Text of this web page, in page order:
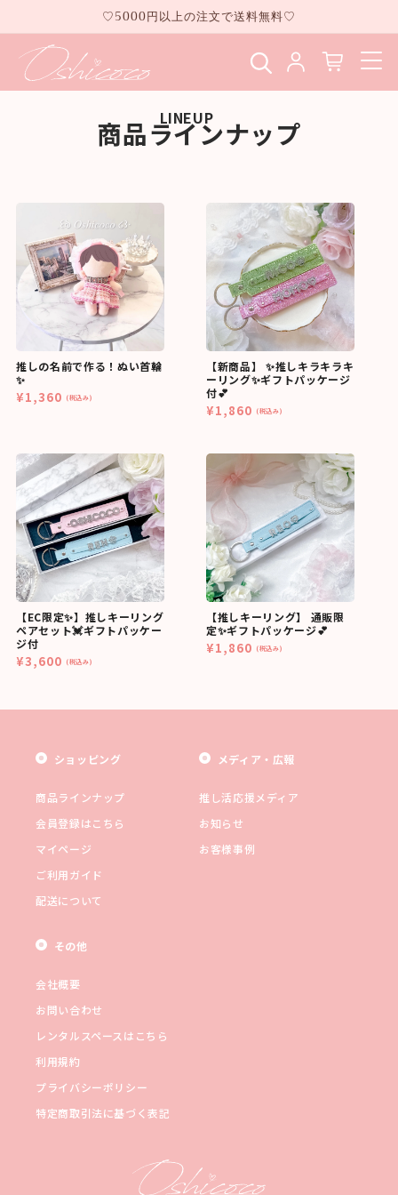
進む
♡5000円以上の注文で送料無料♡
LINEUP
商品ラインナップ
推しの名前で作る！ぬい首輪
✨
¥1,360 (税込み)
【新商品】 ✨推しキラキラキ
ーリング✨ギフトパッケージ
付💕
¥1,860 (税込み)
【EC限定✨】推しキーリング
ペアセット💓ギフトパッケー
ジ付
¥3,600 (税込み)
【推しキーリング】 通販限
定✨ギフトパッケージ💕
¥1,860 (税込み)
ショッピング
商品ラインナップ
会員登録はこちら
マイページ
ご利用ガイド
配送について
メディア・広報
推し活応援メディア
お知らせ
お客様事例
その他
会社概要
お問い合わせ
レンタルスペースはこちら
利用規約
プライバシーポリシー
特定商取引法に基づく表記